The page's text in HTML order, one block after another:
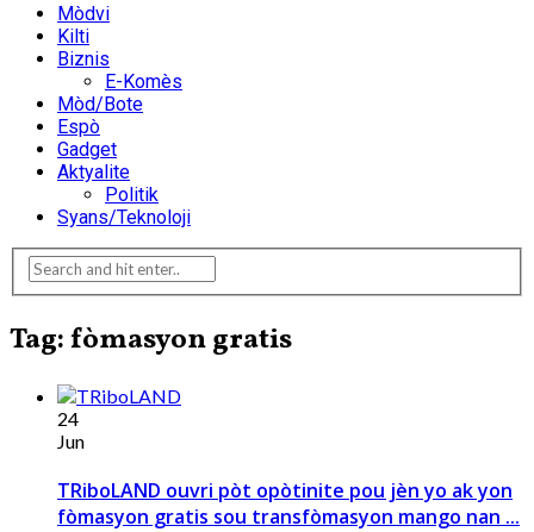
Mòdvi
Kilti
Biznis
E-Komès
Mòd/Bote
Espò
Gadget
Aktyalite
Politik
Syans/Teknoloji
Tag: fòmasyon gratis
24
Jun
TRiboLAND ouvri pòt opòtinite pou jèn yo ak yon
fòmasyon gratis sou transfòmasyon mango nan ...